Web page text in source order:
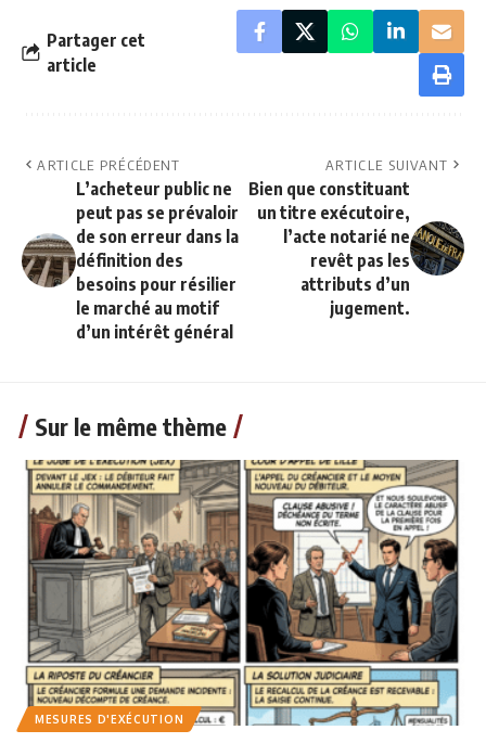
Partager cet
article
ARTICLE PRÉCÉDENT
L’acheteur public ne
peut pas se prévaloir
de son erreur dans la
définition des
besoins pour résilier
le marché au motif
d’un intérêt général
ARTICLE SUIVANT
Bien que constituant
un titre exécutoire,
l’acte notarié ne
revêt pas les
attributs d’un
jugement.
Sur le même thème
MESURES D'EXÉCUTION